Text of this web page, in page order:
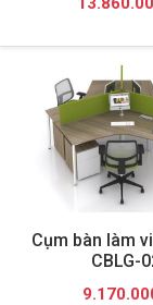
Cụm bàn làm
CBLG-